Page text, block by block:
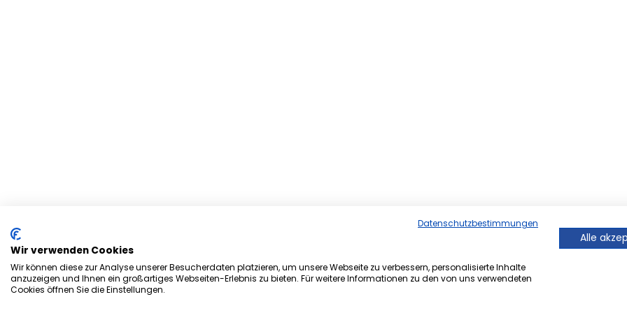
Herzlich Willkommen bei der Onlineversion von Ihrem
Datenschutzbestimmungen
Wir verwenden Cookies
Wir können diese zur Analyse unserer Besucherdaten platzieren, um unsere Webseite zu verbessern, personalisierte Inhalte
anzuzeigen und Ihnen ein großartiges Webseiten-Erlebnis zu bieten. Für weitere Informationen zu den von uns verwendeten
Cookies öffnen Sie die Einstellungen.
Alle